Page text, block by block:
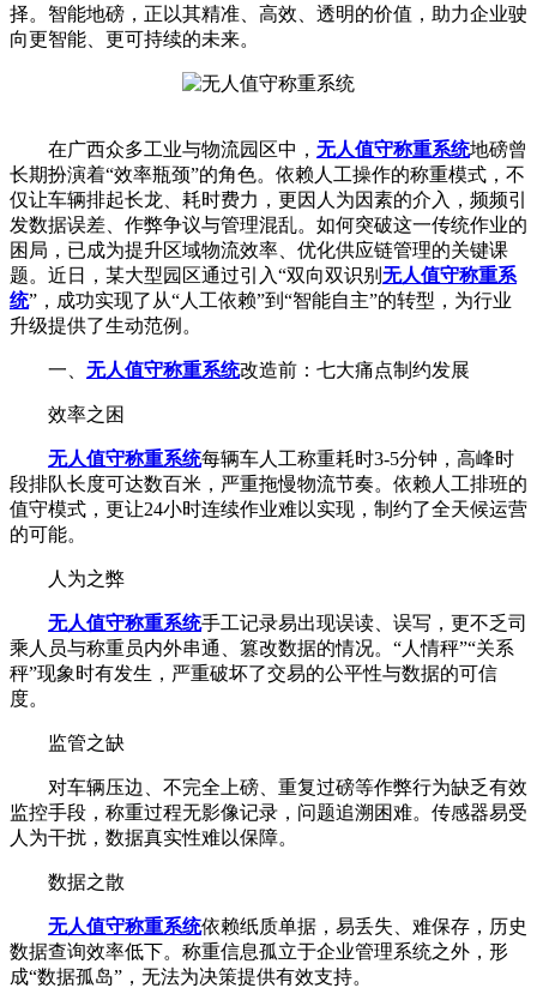
择。智能地磅，正以其精准、高效、透明的价值，助力企业驶
向更智能、更可持续的未来。
在广西众多工业与物流园区中， 无人值守称重系统地磅曾
长期扮演着“效率瓶颈”的角色。依赖人工操作的称重模式，不
仅让车辆排起长龙、耗时费力，更因人为因素的介入，频频引
发数据误差、作弊争议与管理混乱。如何突破这一传统作业的
困局，已成为提升区域物流效率、优化供应链管理的关键课
题。近日，某大型园区通过引入“双向双识别 无人值守称重系
统”，成功实现了从“人工依赖”到“智能自主”的转型，为行业
升级提供了生动范例。
一、 无人值守称重系统改造前：七大痛点制约发展
效率之困
无人值守称重系统每辆车人工称重耗时3-5分钟，高峰时
段排队长度可达数百米，严重拖慢物流节奏。依赖人工排班的
值守模式，更让24小时连续作业难以实现，制约了全天候运营
的可能。
人为之弊
无人值守称重系统手工记录易出现误读、误写，更不乏司
乘人员与称重员内外串通、篡改数据的情况。“人情秤”“关系
秤”现象时有发生，严重破坏了交易的公平性与数据的可信
度。
监管之缺
对车辆压边、不完全上磅、重复过磅等作弊行为缺乏有效
监控手段，称重过程无影像记录，问题追溯困难。传感器易受
人为干扰，数据真实性难以保障。
数据之散
无人值守称重系统依赖纸质单据，易丢失、难保存，历史
数据查询效率低下。称重信息孤立于企业管理系统之外，形
成“数据孤岛”，无法为决策提供有效支持。